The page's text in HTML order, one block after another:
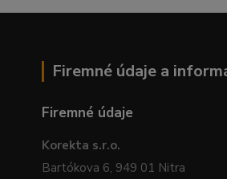
Firemné údaje a
Firemné údaje
Korekta s.r.o.
Bartókova 6, 949 01 Nitra